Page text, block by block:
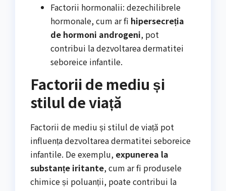
Factorii hormonalii: dezechilibrele
hormonale, cum ar fi hipersecreția
de hormoni androgeni, pot
contribui la dezvoltarea dermatitei
seboreice infantile.
Factorii de mediu și
stilul de viață
Factorii de mediu și stilul de viață pot
influența dezvoltarea dermatitei seboreice
infantile. De exemplu, expunerea la
substanțe iritante, cum ar fi produsele
chimice și poluanții, poate contribui la